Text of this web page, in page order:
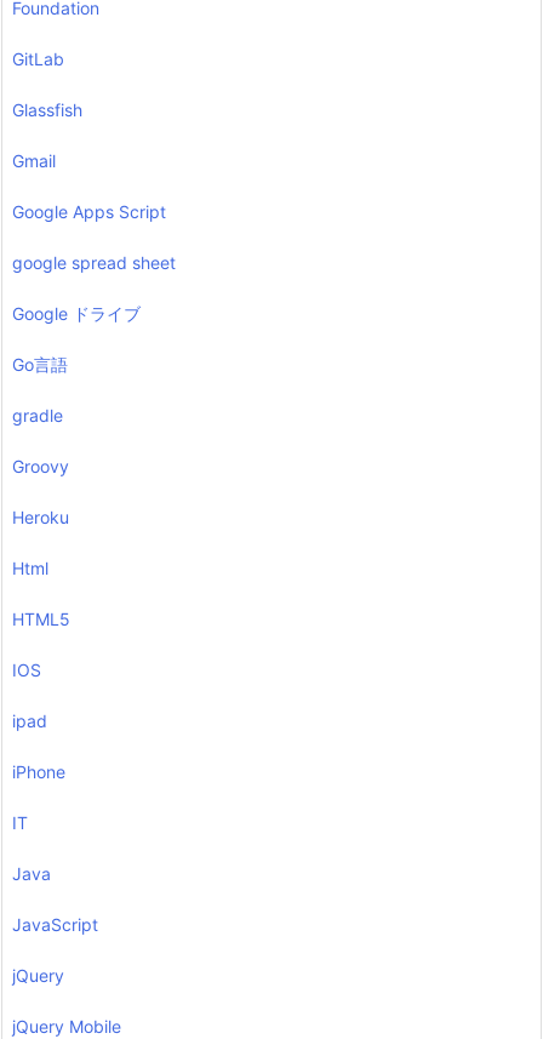
Foundation
GitLab
Glassfish
Gmail
Google Apps Script
google spread sheet
Google ドライブ
Go言語
gradle
Groovy
Heroku
Html
HTML5
IOS
ipad
iPhone
IT
Java
JavaScript
jQuery
jQuery Mobile